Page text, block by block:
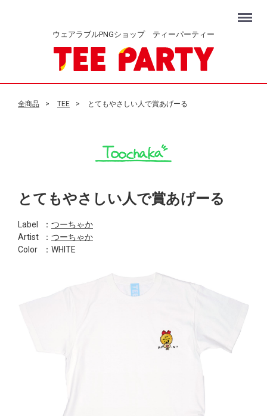
ウェアラブルPNGショップ ティーパーティー
Menu
全商品 TEE とてもやさしい人で賞あげーる
とてもやさしい人で賞あげーる
Label ： つーちゃか
Artist
： つーちゃか
Color
：WHITE